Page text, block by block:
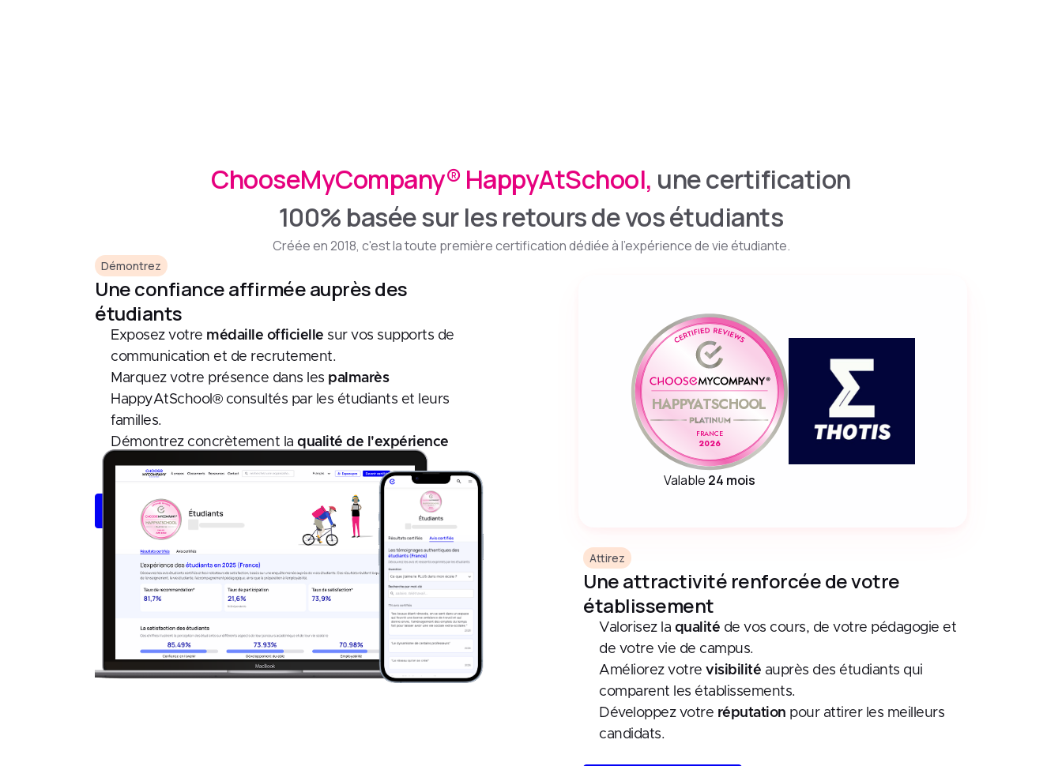
ChooseMyCompany® HappyAtSchool, une certification
100% basée sur les retours de vos étudiants
Créée en 2018, c'est la toute première certification dédiée à l'expérience de vie étudiante.
Démontrez
Une confiance affirmée auprès des
étudiants
Exposez votre médaille officielle sur vos supports de
communication et de recrutement.
Marquez votre présence dans les palmarès
HappyAtSchool® consultés par les étudiants et leurs
familles.
Démontrez concrètement la qualité de l'expérience
académiqueque vous proposez.
HAPPYATSCHOOL
FRANCE
2026
Valable 24 mois
Contacter notre équipe
Attirez
Une attractivité renforcée de votre
établissement
Valorisez la qualité de vos cours, de votre pédagogie et
de votre vie de campus.
Améliorez votre visibilité auprès des étudiants qui
comparent les établissements.
Développez votre réputation pour attirer les meilleurs
candidats.